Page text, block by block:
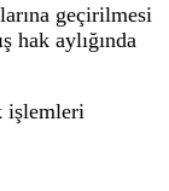
geçirilmesi
hak aylığında
işlemleri